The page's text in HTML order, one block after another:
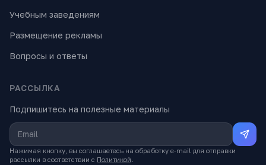
Учебным заведениям
Размещение рекламы
Вопросы и ответы
РАССЫЛКА
Подпишитесь на полезные материалы
Нажимая кнопку, вы соглашаетесь на обработку e-mail для отправки
рассылки в соответствии с Политикой.